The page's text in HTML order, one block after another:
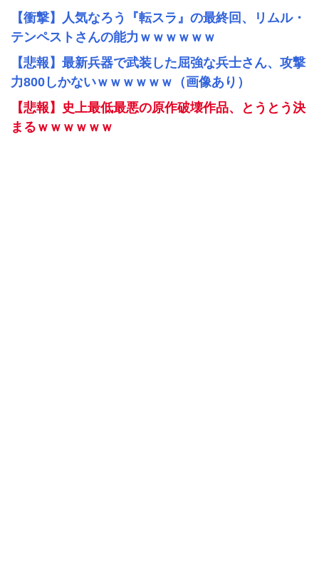
【衝撃】人気なろう『転スラ』の最終回、リムル・
テンペストさんの能力ｗｗｗｗｗｗ
【悲報】最新兵器で武装した屈強な兵士さん、攻撃
力800しかないｗｗｗｗｗｗ（画像あり）
【悲報】史上最低最悪の原作破壊作品、とうとう決
まるｗｗｗｗｗｗ